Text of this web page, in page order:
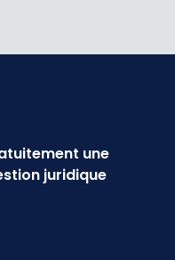
une
juridique